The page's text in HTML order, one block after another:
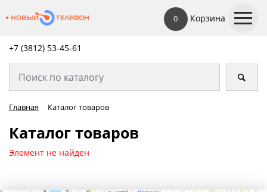
0 Корзина
+7 (3812) 53-45-61
Главная Каталог товаров
Каталог товаров
Элемент не найден